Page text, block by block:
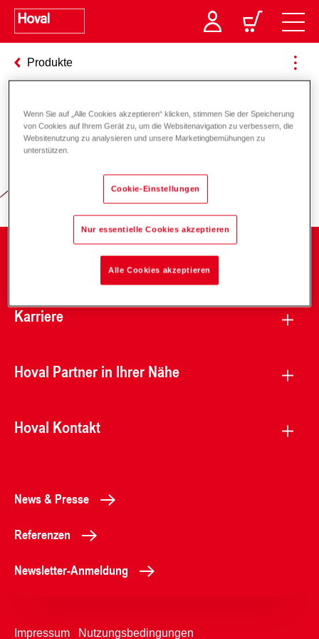
Produkte
Verantwortung für Energie und
Karriere
Hoval Partner in Ihrer Nähe
Hoval Kontakt
News & Presse
Referenzen
Newsletter-Anmeldung
Impressum Nutzungsbedingungen
Wenn Sie auf „Alle Cookies akzeptieren“ klicken, stimmen Sie der Speicherung
von Cookies auf Ihrem Gerät zu, um die Websitenavigation zu verbessern, die
Websitenutzung zu analysieren und unsere Marketingbemühungen zu
unterstützen.
Cookie-Einstellungen
Nur essentielle Cookies akzeptieren
Alle Cookies akzeptieren